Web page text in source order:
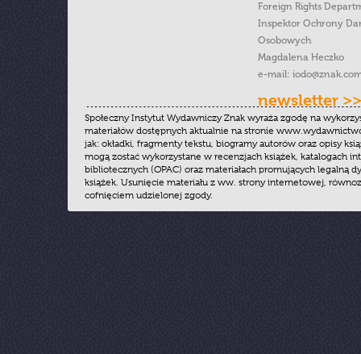
Foreign Rights
Inspektor Ochrony
Osobowych
Magdalena Heczko
e-mail:
newsletter >>
Społeczny Instytut Wydawniczy Znak wyraża zgodę na
materiałów dostępnych aktualnie na stronie
jak: okładki, fragmenty tekstu, biogramy autorów oraz opisy
mogą zostać wykorzystane w recenzjach książek, katalogach
bibliotecznych (OPAC) oraz materiałach promujących legalną
książek. Usunięcie materiału z ww. strony internetowej,
cofnięciem udzielonej zgody.